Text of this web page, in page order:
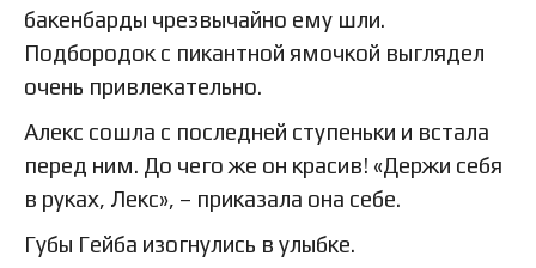
бакенбарды чрезвычайно ему шли.
Подбородок с пикантной ямочкой выглядел
очень привлекательно.
Алекс сошла с последней ступеньки и встала
перед ним. До чего же он красив! «Держи себя
в руках, Лекс», – приказала она себе.
Губы Гейба изогнулись в улыбке.